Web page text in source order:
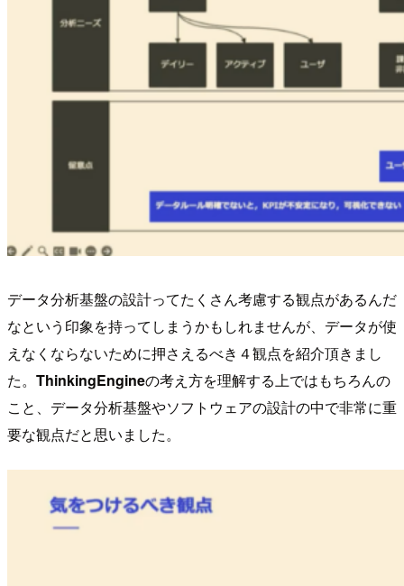
データ分析基盤の設計ってたくさん考慮する観点があるんだ
なという印象を持ってしまうかもしれませんが、データが使
えなくならないために押さえるべき４観点を紹介頂きまし
た。 ThinkingEngineの考え方を理解する上ではもちろんの
こと、データ分析基盤やソフトウェアの設計の中で非常に重
要な観点だと思いました。